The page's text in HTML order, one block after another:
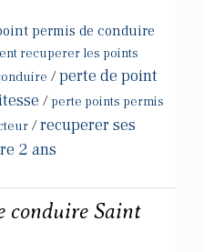
permis de conduire
recuperer les points
/perte de point
/ perte points permis
/recuperer ses
2 ans
conduire Saint